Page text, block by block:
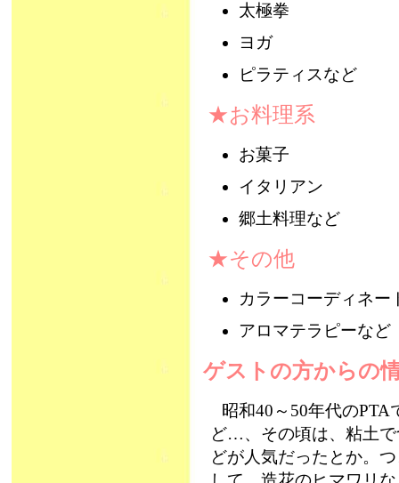
太極拳
ヨガ
ピラティスなど
★お料理系
お菓子
イタリアン
郷土料理など
★その他
カラーコーディネー
アロマテラピーなど
ゲストの方からの
昭和40～50年代の
ど…、その頃は、粘土
どが人気だったとか。